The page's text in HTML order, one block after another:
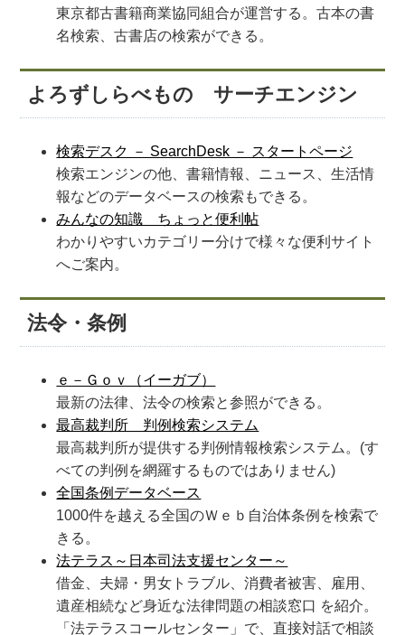
東京都古書籍商業協同組合が運営する。古本の書
名検索、古書店の検索ができる。
よろずしらべもの サーチエンジン
検索デスク － SearchDesk － スタートページ
検索エンジンの他、書籍情報、ニュース、生活情
報などのデータベースの検索もできる。
みんなの知識 ちょっと便利帖
わかりやすいカテゴリー分けで様々な便利サイト
へご案内。
法令・条例
ｅ－Ｇｏｖ（イーガブ）
最新の法律、法令の検索と参照ができる。
最高裁判所 判例検索システム
最高裁判所が提供する判例情報検索システム。(す
べての判例を網羅するものではありません)
全国条例データベース
1000件を越える全国のＷｅｂ自治体条例を検索で
きる。
法テラス～日本司法支援センター～
借金、夫婦・男女トラブル、消費者被害、雇用、
遺産相続など身近な法律問題の相談窓口 を紹介。
「法テラスコールセンター」で、直接対話で相談